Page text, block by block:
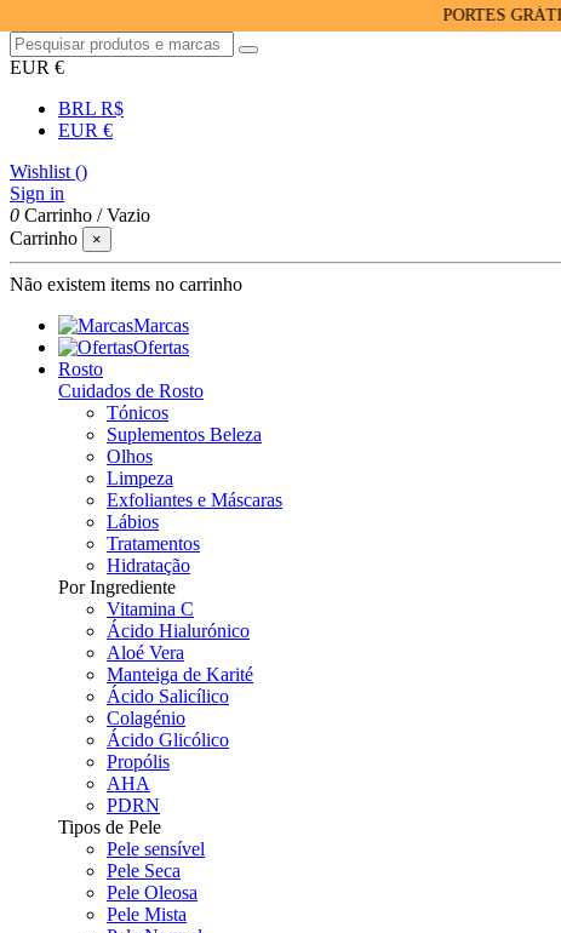
PORTES GRÁTIS
EUR €
BRL R$
EUR €
Wishlist ()
Sign in
0 Carrinho /Vazio
Carrinho
×
Não existem items no carrinho
Marcas
Ofertas
Rosto
Cuidados de Rosto
Tónicos
Suplementos Beleza
Olhos
Limpeza
Exfoliantes e Máscaras
Lábios
Tratamentos
Hidratação
Por Ingrediente
Vitamina C
Ácido Hialurónico
Aloé Vera
Manteiga de Karité
Ácido Salicílico
Colagénio
Ácido Glicólico
Propólis
AHA
PDRN
Tipos de Pele
Pele sensível
Pele Seca
Pele Oleosa
Pele Mista